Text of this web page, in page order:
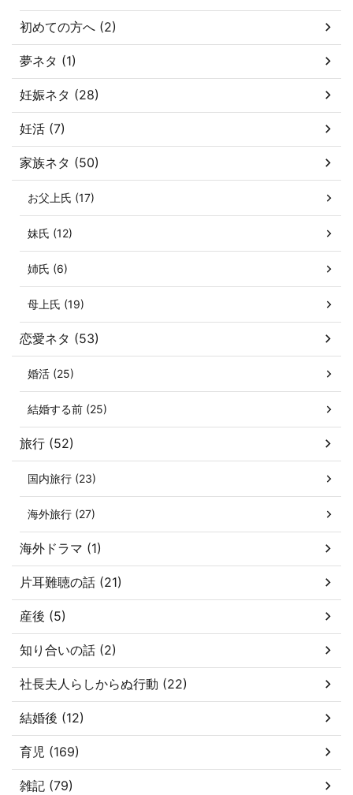
初めての方へ (2)
夢ネタ (1)
妊娠ネタ (28)
妊活 (7)
家族ネタ (50)
お父上氏 (17)
妹氏 (12)
姉氏 (6)
母上氏 (19)
恋愛ネタ (53)
婚活 (25)
結婚する前 (25)
旅行 (52)
国内旅行 (23)
海外旅行 (27)
海外ドラマ (1)
片耳難聴の話 (21)
産後 (5)
知り合いの話 (2)
社長夫人らしからぬ行動 (22)
結婚後 (12)
育児 (169)
雑記 (79)